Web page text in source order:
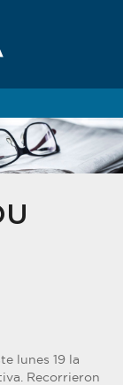
lunes 19 la
Recorrieron